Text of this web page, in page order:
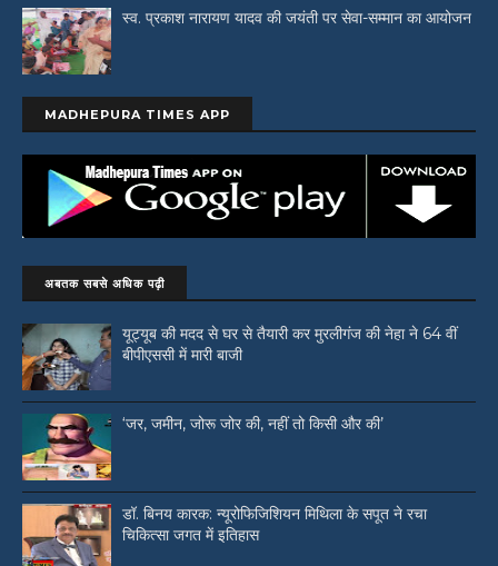
स्व. प्रकाश नारायण यादव की जयंती पर सेवा-सम्मान का आयोजन
MADHEPURA TIMES APP
अबतक सबसे अधिक पढ़ी
यूट्यूब की मदद से घर से तैयारी कर मुरलीगंज की नेहा ने 64 वीं
बीपीएससी में मारी बाजी
‘जर, जमीन, जोरू जोर की, नहीं तो किसी और की’
डॉ. बिनय कारक: न्यूरोफिजिशियन मिथिला के सपूत ने रचा
चिकित्सा जगत में इतिहास